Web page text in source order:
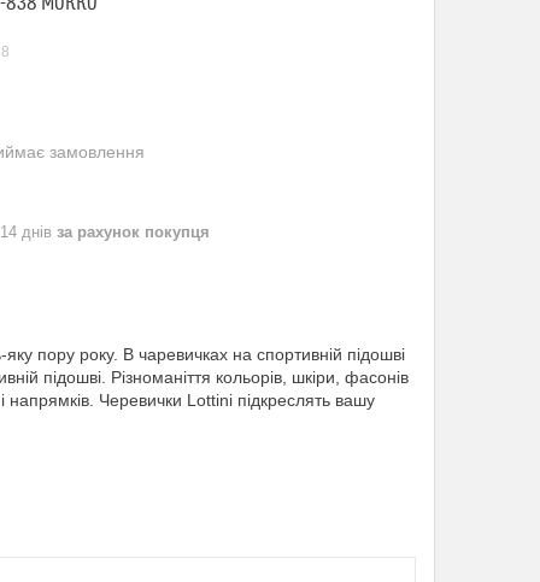
замовлення
днів за рахунок покупця
пору року. В чаревичках на спортивній підошві
підошві. Різноманіття кольорів, шкіри, фасонів
напрямків. Черевички Lottini підкреслять вашу